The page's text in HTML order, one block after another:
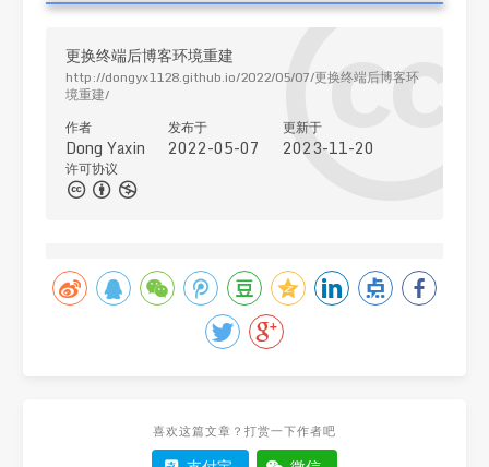
更换终端后博客环境重建
http://dongyx1128.github.io/2022/05/07/更换终端后博客环
境重建/
作者
Dong Yaxin
发布于
2022-05-07
更新于
2023-11-20
许可协议
喜欢这篇文章？打赏一下作者吧